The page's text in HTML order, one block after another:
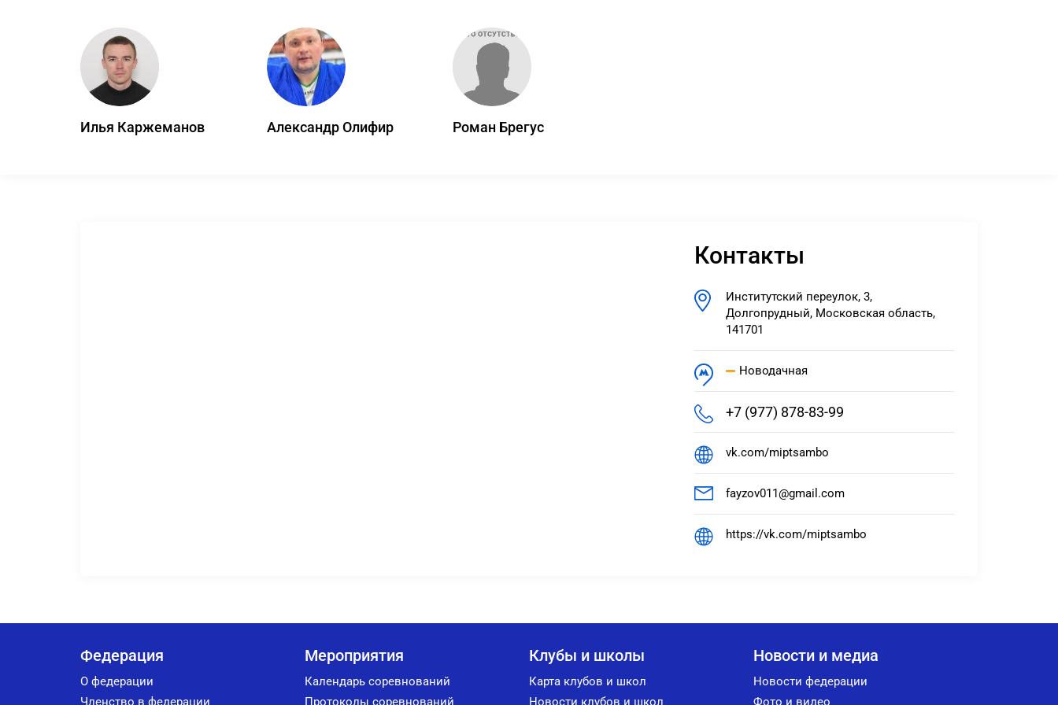
Илья Каржеманов Александр Олифир Роман Брегус
Контакты
Институтский переулок, 3,
Долгопрудный, Московская область,
141701
Новодачная
+7 (977) 878-83-99
vk.com/miptsambo
fayzov011@gmail.com
https://vk.com/miptsambo
Федерация
О федерации
Членство в федерации
Мероприятия
Календарь соревнований
Протоколы соревнований
Клубы и школы
Карта клубов и школ
Новости клубов и школ
Новости и медиа
Новости федерации
Фото и видео